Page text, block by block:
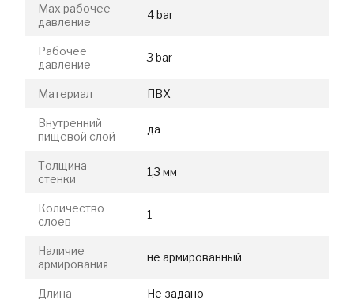
Max рабочее
давление
4 bar
Рабочее
давление
3 bar
Материал ПВХ
Внутренний
пищевой слой
да
Толщина
стенки
1,3 мм
Количество
слоев
1
Наличие
армирования
не армированный
Длина Не задано